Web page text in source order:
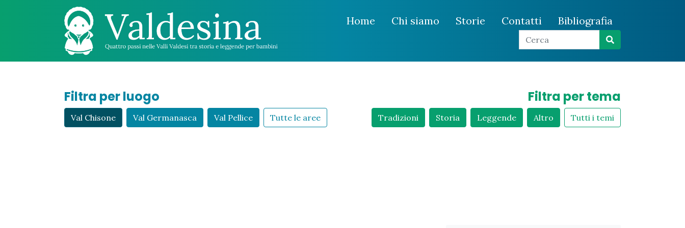
Home Chi siamo Storie Contatti Bibliografia
Filtra per luogo
Val Chisone Val Germanasca Val Pellice Tutte le aree
Filtra per tema
Tradizioni Storia Leggende Altro Tutti i temi